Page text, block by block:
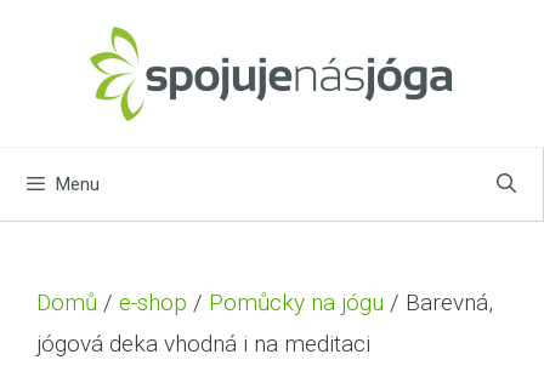
Menu
Domů / e-shop / Pomůcky na jógu / Barevná,
jógová deka vhodná i na meditaci